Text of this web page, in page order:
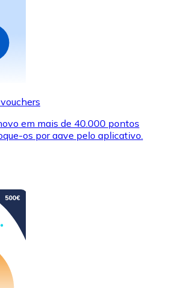
presente
em mais de 40.000 pontos
os por aave pelo aplicativo.